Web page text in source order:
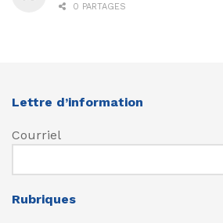
0 PARTAGES
Lettre d’information
Courriel
Rubriques